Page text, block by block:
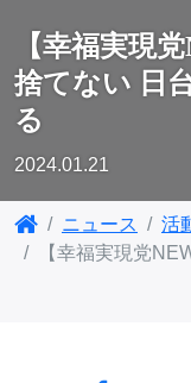
【幸福実現
捨てない 日
る
2024.01.21
ニュース
活
【幸福実現党